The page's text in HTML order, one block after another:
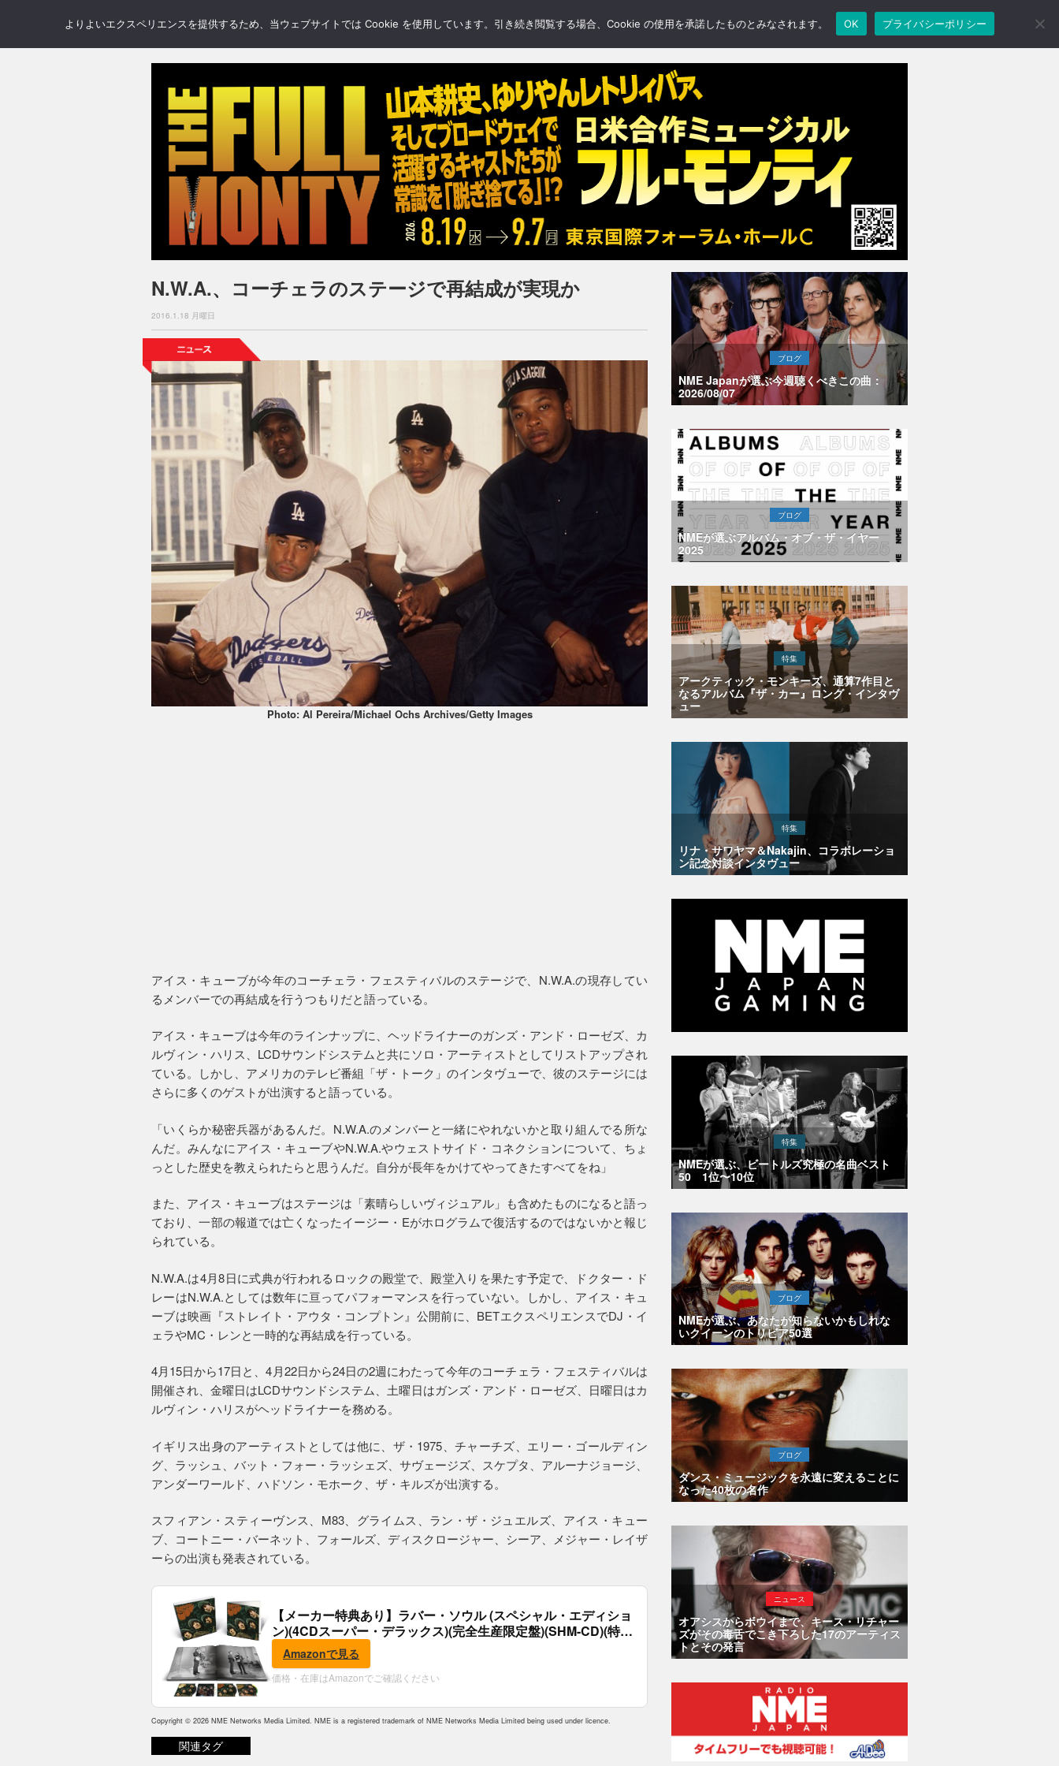
NEWS REVIEWS GALLERY BLOGS FEATURE
N.W.A.、コーチェラのステージで再結成が実現か
2016.1.18 月曜日
Photo: Al Pereira/Michael Ochs Archives/Getty Images
アイス・キューブが今年のコーチェラ・フェスティバルのステージで、N.W.A.の現存してい
るメンバーでの再結成を行うつもりだと語っている。
アイス・キューブは今年のラインナップに、ヘッドライナーのガンズ・アンド・ローゼズ、カ
ルヴィン・ハリス、LCDサウンドシステムと共にソロ・アーティストとしてリストアップされ
ている。しかし、アメリカのテレビ番組「ザ・トーク」のインタヴューで、彼のステージには
さらに多くのゲストが出演すると語っている。
「いくらか秘密兵器があるんだ。N.W.A.のメンバーと一緒にやれないかと取り組んでる所な
んだ。みんなにアイス・キューブやN.W.A.やウェストサイド・コネクションについて、ちょ
っとした歴史を教えられたらと思うんだ。自分が長年をかけてやってきたすべてをね」
また、アイス・キューブはステージは「素晴らしいヴィジュアル」も含めたものになると語っ
ており、一部の報道では亡くなったイージー・Eがホログラムで復活するのではないかと報じ
られている。
N.W.A.は4月8日に式典が行われるロックの殿堂で、殿堂入りを果たす予定で、ドクター・ド
レーはN.W.A.としては数年に亘ってパフォーマンスを行っていない。しかし、アイス・キュ
ーブは映画『ストレイト・アウタ・コンプトン』公開前に、BETエクスペリエンスでDJ・イ
ェラやMC・レンと一時的な再結成を行っている。
4月15日から17日と、4月22日から24日の2週にわたって今年のコーチェラ・フェスティバルは
開催され、金曜日はLCDサウンドシステム、土曜日はガンズ・アンド・ローゼズ、日曜日はカ
ルヴィン・ハリスがヘッドライナーを務める。
イギリス出身のアーティストとしては他に、ザ・1975、チャーチズ、エリー・ゴールディン
グ、ラッシュ、バット・フォー・ラッシェズ、サヴェージズ、スケプタ、アルーナジョージ、
アンダーワールド、ハドソン・モホーク、ザ・キルズが出演する。
スフィアン・スティーヴンス、M83、グライムス、ラン・ザ・ジュエルズ、アイス・キュー
ブ、コートニー・バーネット、フォールズ、ディスクロージャー、シーア、メジャー・レイザ
ーらの出演も発表されている。
【メーカー特典あり】ラバー・ソウル (スペシャル・エディショ
ン)(4CDスーパー・デラックス)(完全生産限定盤)(SHM-CD)(特
典:B2ポスター付)
Amazonで見る
価格・在庫はAmazonでご確認ください
Copyright © 2026 NME Networks Media Limited. NME is a registered trademark of NME Networks Media Limited being used under licence.
関連タグ
ブログ
NME Japanが選ぶ今週聴くべきこの曲：
2026/08/07
ブログ
NMEが選ぶアルバム・オブ・ザ・イヤー
2025
特集
アークティック・モンキーズ、通算7作目と
なるアルバム『ザ・カー』ロング・インタヴ
ュー
特集
リナ・サワヤマ＆Nakajin、コラボレーショ
ン記念対談インタヴュー
特集
NMEが選ぶ、ビートルズ究極の名曲ベスト
50 1位〜10位
ブログ
NMEが選ぶ、あなたが知らないかもしれな
いクイーンのトリビア50選
ブログ
ダンス・ミュージックを永遠に変えることに
なった40枚の名作
ニュース
オアシスからボウイまで、キース・リチャー
ズがその毒舌でこき下ろした17のアーティス
トとその発言
よりよいエクスペリエンスを提供するため、当ウェブサイトでは Cookie を使用しています。引き続き閲覧する場合、Cookie の使用を承諾したものとみなされます。 OK プライバシーポリシー